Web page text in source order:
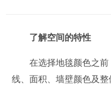
了解空间的特性
在选择地毯颜色之
线、面积、墙壁颜色及整